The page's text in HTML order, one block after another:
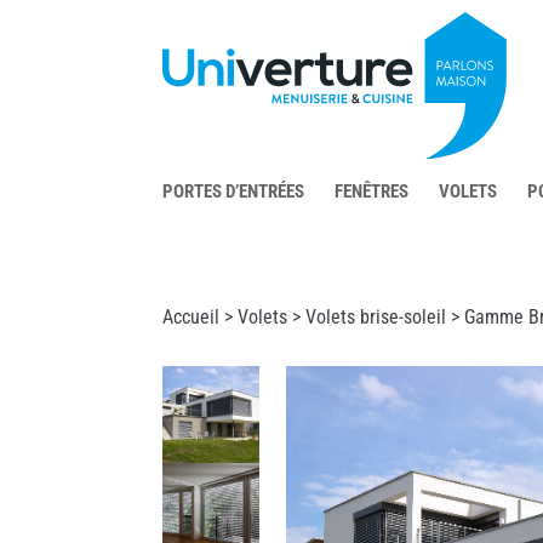
PORTES D’ENTRÉES FENÊTRES VOLETS
Accueil >Volets >Volets brise-soleil > Gamme